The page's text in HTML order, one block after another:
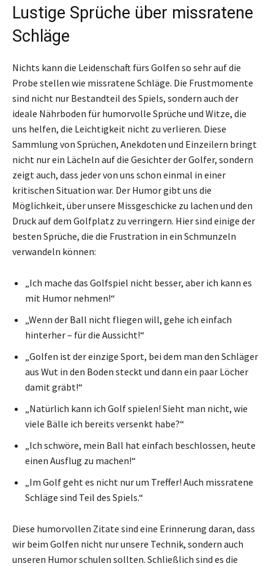
Lustige Sprüche über missratene
Schläge
Nichts kann die Leidenschaft fürs Golfen so sehr auf die
Probe stellen wie missratene Schläge. Die Frustmomente
sind nicht nur Bestandteil des Spiels, sondern auch der
ideale Nährboden für humorvolle Sprüche und Witze, die
uns helfen, die Leichtigkeit nicht zu verlieren. Diese
Sammlung von Sprüchen, Anekdoten und Einzeilern bringt
nicht nur ein Lächeln auf die Gesichter der Golfer, sondern
zeigt auch, dass jeder von uns schon einmal in einer
kritischen Situation war. Der Humor gibt uns die
Möglichkeit, über unsere Missgeschicke zu lachen und den
Druck auf dem Golfplatz zu verringern. Hier sind einige der
besten Sprüche, die die Frustration in ein Schmunzeln
verwandeln können:
„Ich mache das Golfspiel nicht besser, aber ich kann es
mit Humor nehmen!“
„Wenn der Ball nicht fliegen will, gehe ich einfach
hinterher – für die Aussicht!“
„Golfen ist der einzige Sport, bei dem man den Schläger
aus Wut in den Boden steckt und dann ein paar Löcher
damit gräbt!“
„Natürlich kann ich Golf spielen! Sieht man nicht, wie
viele Bälle ich bereits versenkt habe?“
„Ich schwöre, mein Ball hat einfach beschlossen, heute
einen Ausflug zu machen!“
„Im Golf geht es nicht nur um Treffer! Auch missratene
Schläge sind Teil des Spiels.“
Diese humorvollen Zitate sind eine Erinnerung daran, dass
wir beim Golfen nicht nur unsere Technik, sondern auch
unseren Humor schulen sollten. Schließlich sind es die